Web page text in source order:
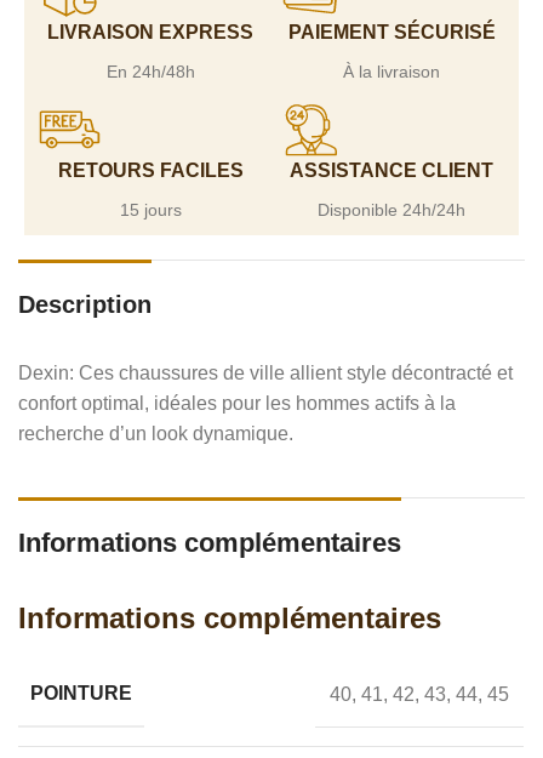
LIVRAISON EXPRESS
En 24h/48h
PAIEMENT SÉCURISÉ
À la livraison
RETOURS FACILES
15 jours
ASSISTANCE CLIENT
Disponible 24h/24h
Description
Dexin: Ces chaussures de ville allient style décontracté et
confort optimal, idéales pour les hommes actifs à la
recherche d’un look dynamique.
Informations complémentaires
Informations complémentaires
POINTURE 40, 41, 42, 43, 44, 45